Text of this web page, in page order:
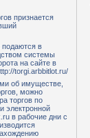
признается
подаются в
системы
на сайте в
torgi.arbbitlot.ru/
об имуществе,
можно
торгов по
электронной
в рабочие дни с